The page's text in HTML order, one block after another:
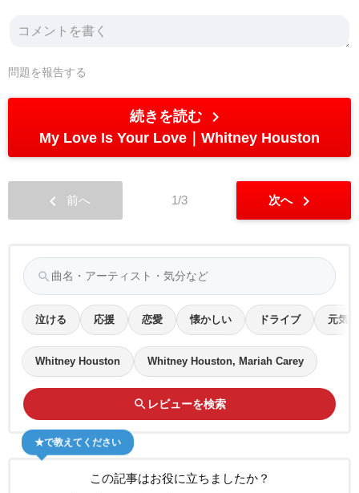
問題を報告する
続きを読む chevron_right
My Love Is Your Love Whitney Houston
chevron_left 前へ 1/3 次へ chevron_right
search
泣ける 応援 恋愛 懐かしい ドライブ 元気
Whitney Houston Whitney Houston, Mariah Carey
search レビューを検索
この記事はお役に立ちましたか？
★で教えてください